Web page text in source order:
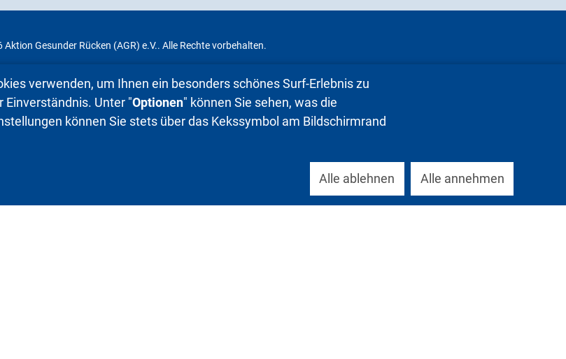
Gesunder Rücken (AGR) e.V.. Alle Rechte vorbehalten.
verwenden, um Ihnen ein besonders schönes Surf-Erlebnis zu
Unter "Optionen" können Sie sehen, was die
können Sie stets über das Kekssymbol am Bildschirmrand
Alle ablehnen Alle annehmen